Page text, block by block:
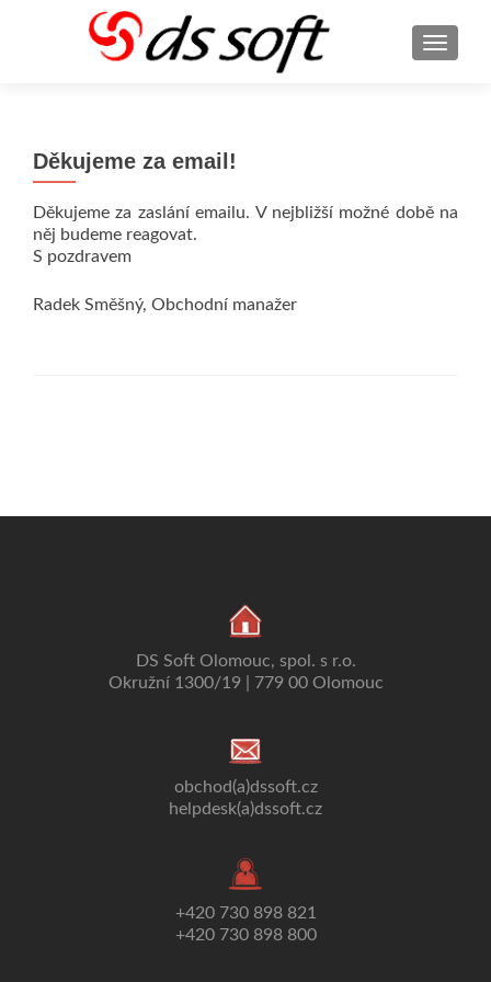
Děkujeme za email!
Děkujeme za zaslání emailu. V nejbližší možné době na
něj budeme reagovat.
S pozdravem
Radek Směšný, Obchodní manažer
DS Soft Olomouc, spol. s r.o.
Okružní 1300/19 | 779 00 Olomouc
obchod(a)dssoft.cz
helpdesk(a)dssoft.cz
+420 730 898 821
+420 730 898 800